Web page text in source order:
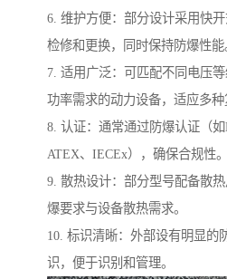
6. 维护方便：部分设计采用快
检修和更换，同时保持防爆性能
7. 适用广泛：可匹配不同电压
功率需求的动力设备，适应多种
8. 认证：通常通过防爆认证（
ATEX、IECEx），确保合规性。
9. 散热设计：部分型号配备散
爆要求与设备散热需求。
10. 标识清晰：外部设有明显的
识，便于识别和管理。